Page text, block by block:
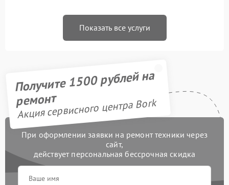
Показать все услуги
Получите 1500 рублей на
ремонт
Акция сервисного центра Bork
При оформлении заявки на ремонт техники через
сайт,
действует персональная бессрочная скидка